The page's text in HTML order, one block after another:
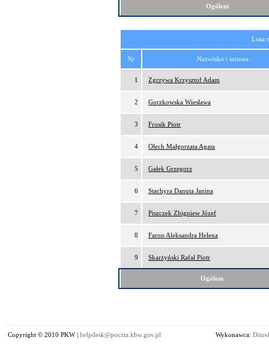
Ogółem
Lista
Nr Nazwisko i imiona
1 Zgrzywa Krzysztof Adam
2 Gorzkowska Wiesława
3 Frosik Piotr
4 Olech Małgorzata Agata
5 Gałek Grzegorz
6 Stachyra Danuta Janina
7 Piszczek Zbigniew Józef
8 Faron Aleksandra Helena
9 Skarżyński Rafał Piotr
Ogółem
Copyright © 2010 PKW | helpdesk@poczta.kbw.gov.pl Wykonawca: